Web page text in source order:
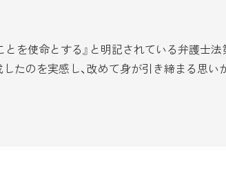
とを使命とする』と明記されている弁護士
たのを実感し、改めて身が引き締まる思い